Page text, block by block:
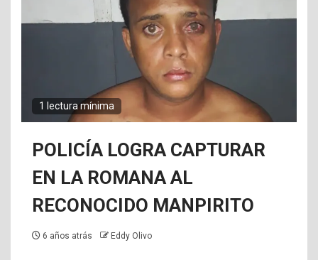
1 lectura mínima
POLICÍA LOGRA CAPTURAR
EN LA ROMANA AL
RECONOCIDO MANPIRITO
6 años atrás Eddy Olivo